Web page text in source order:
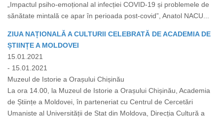
„Impactul psiho-emoțional al infecției COVID-19 și problemele de
sănătate mintală ce apar în perioada post-covid”, Anatol NACU...
ZIUA NAȚIONALĂ A CULTURII CELEBRATĂ DE ACADEMIA DE
ȘTIINȚE A MOLDOVEI
15.01.2021
- 15.01.2021
Muzeul de Istorie a Orașului Chișinău
La ora 14.00, la Muzeul de Istorie a Orașului Chișinău, Academia
de Științe a Moldovei, în parteneriat cu Centrul de Cercetări
Umaniste al Universității de Stat din Moldova, Direcția Cultură a